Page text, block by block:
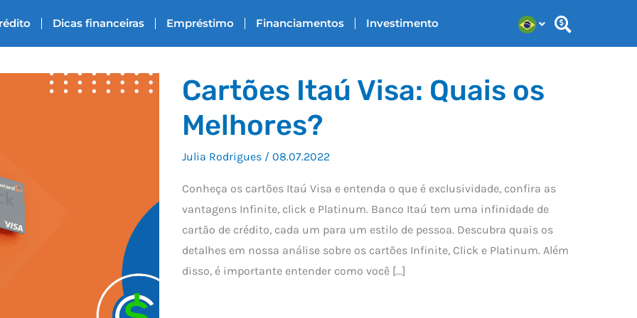
Dicas financeiras Empréstimo Financiamentos Investimento
Cartões Itaú Visa: Quais os
Melhores?
Julia Rodrigues / 08.07.2022
Conheça os cartões Itaú Visa e entenda o que é exclusividade, confira as
vantagens Infinite, click e Platinum. Banco Itaú tem uma infinidade de
cartão de crédito, cada um para um estilo de pessoa. Descubra quais os
detalhes em nossa análise sobre os cartões Infinite, Click e Platinum. Além
disso, é importante entender como você […]